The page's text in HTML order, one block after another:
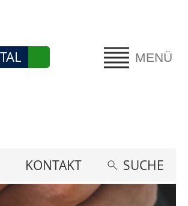
MENÜ
KONTAKT SUCHE